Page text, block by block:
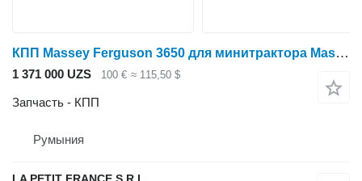
КПП Massey Ferguson 3650 для минитрактора Massey Ferguson 3650
1 371 000 UZS 100 € ≈ 115,50 $
Запчасть - КПП
Румыния
LA PETIT FRANCE S.R.L.